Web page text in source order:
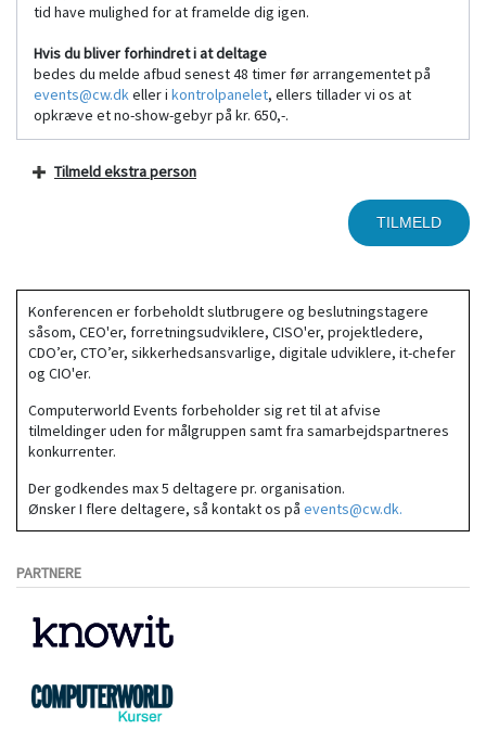
tid have mulighed for at framelde dig igen.
Hvis du bliver forhindret i at deltage
bedes du melde afbud senest 48 timer før arrangementet på
events@cw.dkeller i kontrolpanelet, ellers tillader vi os at
opkræve et no-show-gebyr på kr. 650,-.
Tilmeld ekstra person
Konferencen er forbeholdt slutbrugere og beslutningstagere
såsom, CEO'er, forretningsudviklere, CISO'er, projektledere,
CDO’er, CTO’er, sikkerhedsansvarlige, digitale udviklere, it-chefer
og CIO'er.
Computerworld Events forbeholder sig ret til at afvise
tilmeldinger uden for målgruppen samt fra samarbejdspartneres
konkurrenter.
Der godkendes max 5 deltagere pr. organisation.
Ønsker I flere deltagere, så kontakt os på events@cw.dk.
PARTNERE